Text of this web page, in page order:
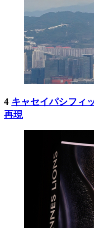
4 キャセイパシフィ
再現